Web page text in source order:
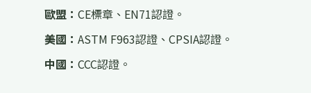
歐盟： CE標章、EN71認證。
美國： ASTM F963認證、CPSIA認證。
中國： CCC認證。